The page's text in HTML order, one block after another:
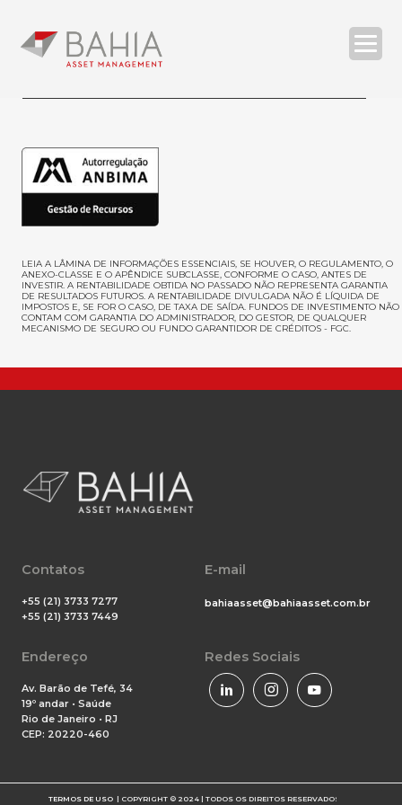
O BAHIA ASSET
| ENG
LEIA A LÂMINA DE INFORMAÇÕES ESSENCIAIS, SE HOUVER, O REGULAMENTO, O
ANEXO-CLASSE E O APÊNDICE SUBCLASSE, CONFORME O CASO, ANTES DE
INVESTIR. A RENTABILIDADE OBTIDA NO PASSADO NÃO REPRESENTA GARANTIA
DE RESULTADOS FUTUROS. A RENTABILIDADE DIVULGADA NÃO É LÍQUIDA DE
IMPOSTOS E, SE FOR O CASO, DE TAXA DE SAÍDA. FUNDOS DE INVESTIMENTO NÃO
CONTAM COM GARANTIA DO ADMINISTRADOR, DO GESTOR, DE QUALQUER
MECANISMO DE SEGURO OU FUNDO GARANTIDOR DE CRÉDITOS - FGC.
Contatos
+55 (21) 3733 7277
+55 (21) 3733 7449
E-mail
bahiaasset@bahiaasset.com.br
Endereço
Av. Barão de Tefé, 34
19º andar • Saúde
Rio de Janeiro • RJ
CEP: 20220-460
Redes Sociais
TERMOS DE USO | COPYRIGHT © 2024 | TODOS OS DIREITOS RESERVADOS